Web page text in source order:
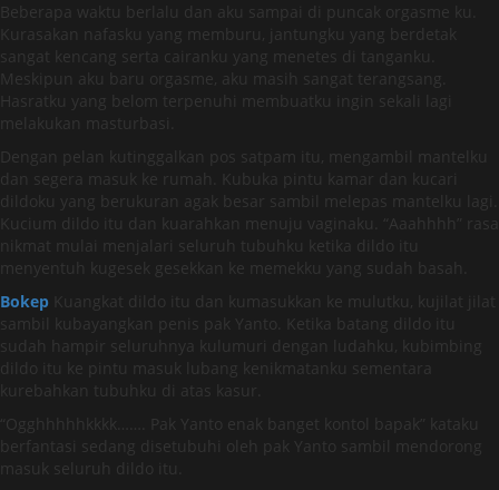
Beberapa waktu berlalu dan aku sampai di puncak orgasme ku.
Kurasakan nafasku yang memburu, jantungku yang berdetak
sangat kencang serta cairanku yang menetes di tanganku.
Meskipun aku baru orgasme, aku masih sangat terangsang.
Hasratku yang belom terpenuhi membuatku ingin sekali lagi
melakukan masturbasi.
Dengan pelan kutinggalkan pos satpam itu, mengambil mantelku
dan segera masuk ke rumah. Kubuka pintu kamar dan kucari
dildoku yang berukuran agak besar sambil melepas mantelku lagi.
Kucium dildo itu dan kuarahkan menuju vaginaku. “Aaahhhh” rasa
nikmat mulai menjalari seluruh tubuhku ketika dildo itu
menyentuh kugesek gesekkan ke memekku yang sudah basah.
Bokep Kuangkat dildo itu dan kumasukkan ke mulutku, kujilat jilat
sambil kubayangkan penis pak Yanto. Ketika batang dildo itu
sudah hampir seluruhnya kulumuri dengan ludahku, kubimbing
dildo itu ke pintu masuk lubang kenikmatanku sementara
kurebahkan tubuhku di atas kasur.
“Ogghhhhhkkkk……. Pak Yanto enak banget kontol bapak” kataku
berfantasi sedang disetubuhi oleh pak Yanto sambil mendorong
masuk seluruh dildo itu.